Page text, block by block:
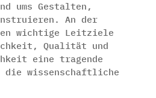
ums Gestalten,
An der
wichtige Leitziele
Qualität und
eine tragende
die wissenschaftliche